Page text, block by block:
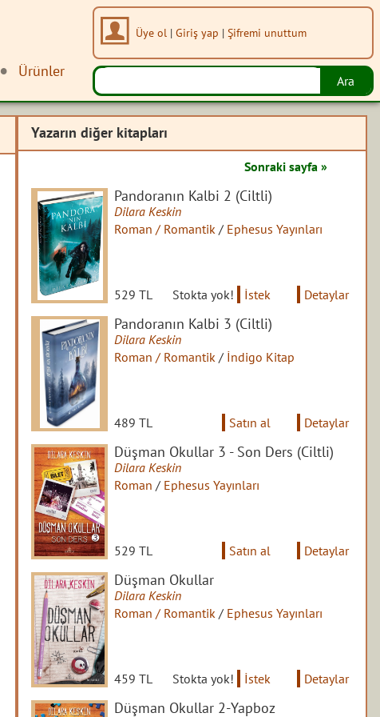
Ürünler
Üye ol | Giriş yap | Şifremi unuttum
Yazarın diğer kitapları
Sonraki sayfa »
Pandoranın Kalbi 2 (Ciltli)
Dilara Keskin
Roman / Romantik / Ephesus Yayınları
529 TL Stokta yok! İstek Detaylar
Pandoranın Kalbi 3 (Ciltli)
Dilara Keskin
Roman / Romantik / İndigo Kitap
489 TL Satın al Detaylar
Düşman Okullar 3 - Son Ders (Ciltli)
Dilara Keskin
Roman / Ephesus Yayınları
529 TL Satın al Detaylar
Düşman Okullar
Dilara Keskin
Roman / Romantik / Ephesus Yayınları
459 TL Stokta yok! İstek Detaylar
Düşman Okullar 2-Yapboz